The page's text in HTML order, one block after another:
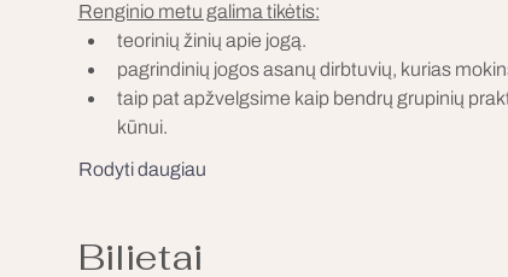
Renginio metu galima tikėtis:
teorinių žinių apie jogą.
pagrindinių jogos asanų dirbtuvių, kurias
taip pat apžvelgsime kaip bendrų grupinių
kūnui.
Rodyti daugiau
Bilietai